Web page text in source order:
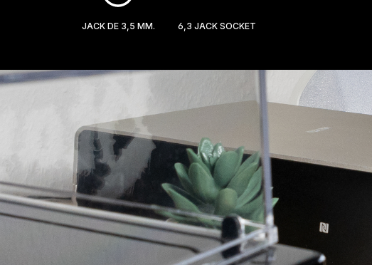
JACK DE 3,5 MM. 6,3 JACK SOCKET